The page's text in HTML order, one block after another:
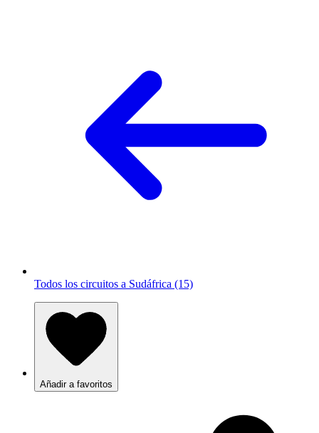
Todos los circuitos a Sudáfrica (15)
Añadir a favoritos